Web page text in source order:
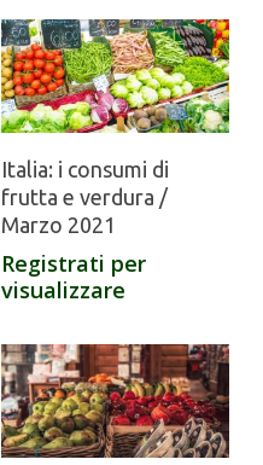
Italia: i consumi di
frutta e verdura /
Marzo 2021
Registrati per
visualizzare